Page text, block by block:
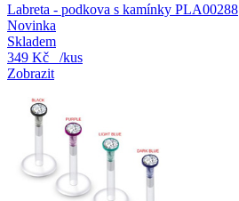
Labreta - podkova s kamínky PLA00288
Novinka
Skladem
349 Kč
/kus
Zobrazit